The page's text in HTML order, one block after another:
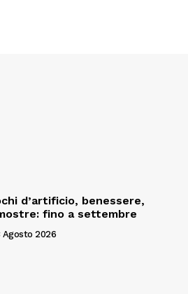
d’artificio, benessere,
fino a settembre
Agosto 2026